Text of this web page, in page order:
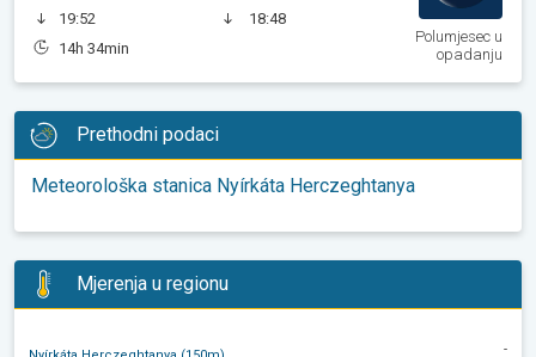
19:52
14h 34min
18:48
Polumjesec u
opadanju
Prethodni podaci
Meteorološka stanica Nyírkáta Herczeghtanya
Mjerenja u regionu
-